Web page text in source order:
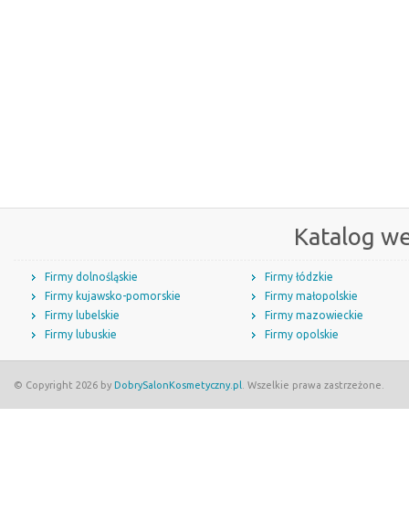
Katalog
Firmy dolnośląskie
Firmy kujawsko-pomorskie
Firmy lubelskie
Firmy lubuskie
Firmy łódzkie
Firmy małopolskie
Firmy mazowieckie
Firmy opolskie
© Copyright 2026 by DobrySalonKosmetyczny.pl . Wszelkie prawa zastrzeżone.